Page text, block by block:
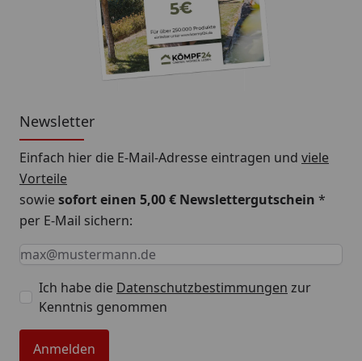
Newsletter
Einfach hier die E-Mail-Adresse eintragen und viele
Vorteile
sowiesofort einen 5,00 € Newslettergutschein *
per E-Mail sichern:
Keine Eingabe erforderlich
Eingabe erforderlich
E-Mail *
Ich habe die Datenschutzbestimmungen zur
Kenntnis genommen
Anmelden